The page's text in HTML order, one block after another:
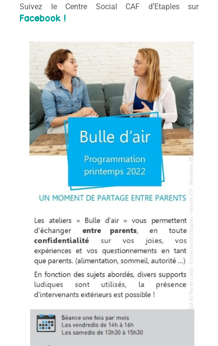
Suivez le Centre Social CAF d’Etaples sur
Facebook !